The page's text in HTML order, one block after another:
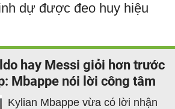
dự được đeo huy hiệu
hay Messi giỏi hơn trước
Mbappe nói lời công tâm
Kylian Mbappe vừa có lời nhận